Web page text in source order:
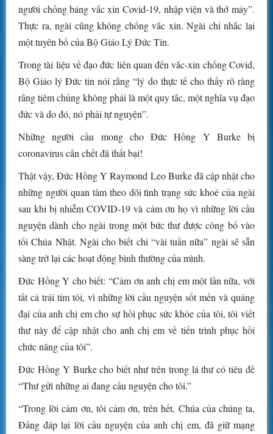
người chống báng vắc xin Covid-19, nhập viện và thở máy”.
Thực ra, ngài cũng không chống vắc xin. Ngài chỉ nhắc lại
một tuyên bố của Bộ Giáo Lý Đức Tin.
Trong tài liệu về đạo đức liên quan đến vắc-xin chống Covid,
Bộ Giáo lý Đức tin nói rằng “lý do thực tế cho thấy rõ ràng
rằng tiêm chủng không phải là một quy tắc, một nghĩa vụ đạo
đức và do đó, nó phải tự nguyện”.
Những người cầu mong cho Đức Hồng Y Burke bị
coronavirus cắn chết đã thất bại!
Thật vậy, Đức Hồng Y Raymond Leo Burke đã cập nhật cho
những người quan tâm theo dõi tình trạng sức khoẻ của ngài
sau khi bị nhiễm COVID-19 và cảm ơn họ vì những lời cầu
nguyện dành cho ngài trong một bức thư được công bố vào
tối Chúa Nhật. Ngài cho biết chỉ “vài tuần nữa” ngài sẽ sẵn
sàng trở lại các hoạt động bình thường của mình.
Đức Hồng Y cho biết: “Cảm ơn anh chị em một lần nữa, với
tất cả trái tim tôi, vì những lời cầu nguyện sốt mến và quảng
đại của anh chị em cho sự hồi phục sức khỏe của tôi, tôi viết
thư này để cập nhật cho anh chị em về tiến trình phục hồi
chức năng của tôi”.
Đức Hồng Y Burke cho biết như trên trong lá thư có tiêu đề
“Thư gửi những ai đang cầu nguyện cho tôi.”
“Trong lời cảm ơn, tôi cảm ơn, trên hết, Chúa của chúng ta,
Đấng đáp lại lời cầu nguyện của anh chị em, đã giữ mạng